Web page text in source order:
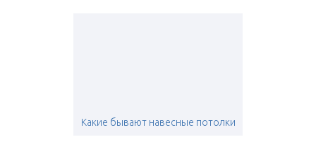
Какие бывают навесные потолки